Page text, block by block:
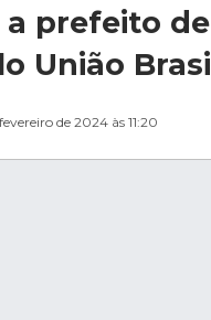
prefeito de
União
de 2024 às 11:20